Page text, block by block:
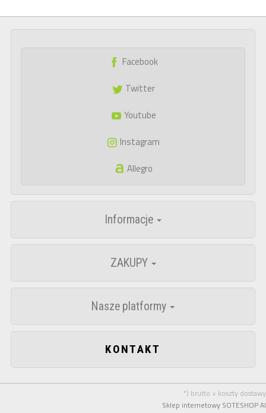
Facebook
Twitter
Youtube
Instagram
Allegro
Informacje
ZAKUPY
Nasze platformy
KONTAKT
*) brutto + koszty dostawy
Sklep internetowy SOTESHOP AI